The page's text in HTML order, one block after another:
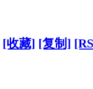
[收藏] [复制]